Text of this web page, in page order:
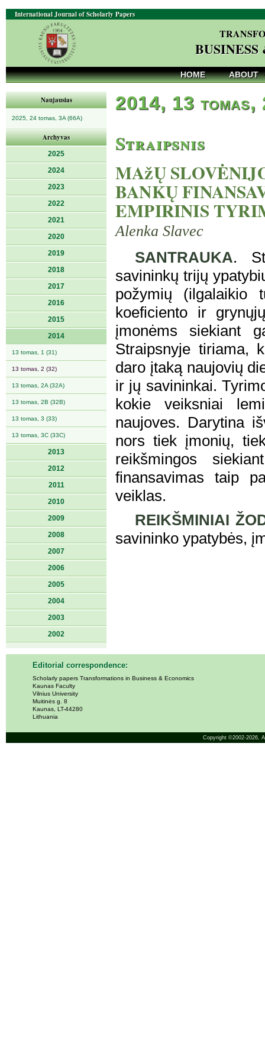
International Journal of Scholarly Papers
HOME ABOUT
Naujausias
2025, 24 tomas, 3A (66A)
Archyvas
2025
2024
2023
2022
2021
2020
2019
2018
2017
2016
2015
2014
13 tomas, 1 (31)
13 tomas, 2 (32)
13 tomas, 2A (32A)
13 tomas, 2B (32B)
13 tomas, 3 (33)
13 tomas, 3C (33C)
2013
2012
2011
2010
2009
2008
2007
2006
2005
2004
2003
2002
2014, 13 tomas,
Straipsnis
MAžŲ
BANKŲ
EMPIRINIS
Alenka Slavec
SANTRAUKA.
savininkų trijų
požymių (ilgalaikio
koeficiento ir
įmonėms siekiant
Straipsnyje tiriama,
daro įtaką naujovių
ir jų savininkai.
kokie veiksniai
naujoves. Darytina
nors tiek įmonių,
reikšmingos
finansavimas taip
veiklas.
REIKŠMINIAI
savininko ypatybės,
Editorial correspondence:
Scholarly papers Transformations in Business & Economics
Kaunas Faculty
Vilnius University
Muitinės g. 8
Kaunas, LT-44280
Lithuania
Copyright ©2002-2026,